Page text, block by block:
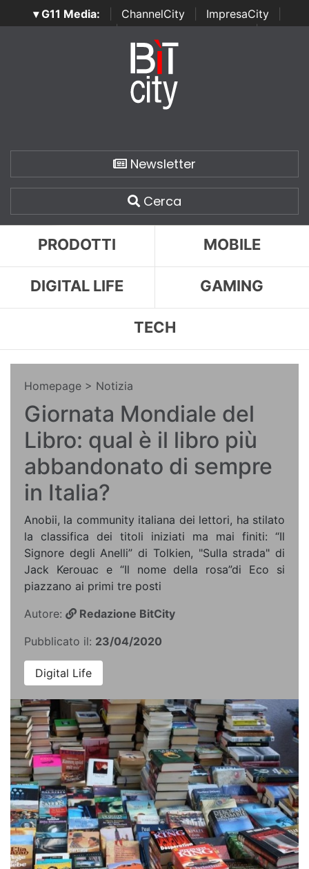
▾ G11 Media: ChannelCity ImpresaCity
SecurityOpenLab | Italian Channel Awards | Italian
Italian Security Awards
Newsletter
Cerca
PRODOTTI MOBILE
DIGITAL LIFE GAMING
TECH
Homepage > Notizia
Giornata Mondiale del
Libro: qual è il libro più
abbandonato di sempre
in Italia?
Anobii, la community italiana dei lettori, ha stilato
la classifica dei titoli iniziati ma mai finiti: “Il
Signore degli Anelli” di Tolkien, "Sulla strada" di
Jack Kerouac e “Il nome della rosa”di Eco si
piazzano ai primi tre posti
Autore:
Redazione BitCity
Pubblicato il: 23/04/2020
Digital Life